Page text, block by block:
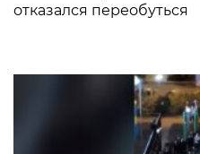
отказался переобуться